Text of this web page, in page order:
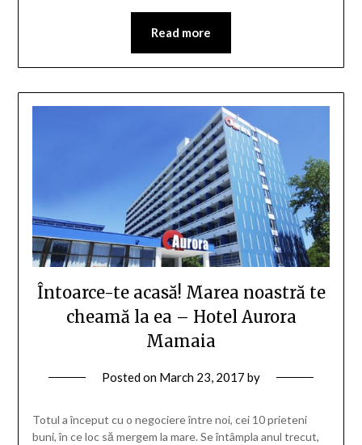
Read more
Întoarce-te acasă! Marea noastră te
cheamă la ea – Hotel Aurora
Mamaia
Posted on March 23, 2017 by
Totul a început cu o negociere între noi, cei 10 prieteni
buni, în ce loc să mergem la mare. Se întâmpla anul trecut,